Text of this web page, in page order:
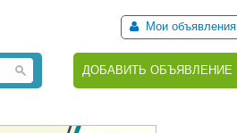
Мои объявления
ДОБАВИТЬ ОБЪЯВЛЕНИЕ